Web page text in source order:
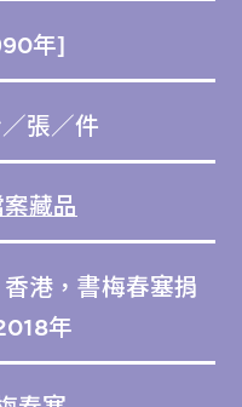
年]
張／件
藏品
港，書梅春塞捐
年